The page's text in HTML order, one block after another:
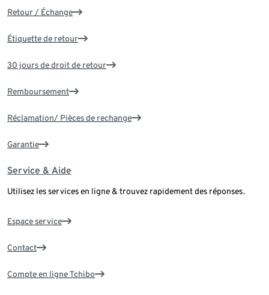
Retour / Échange
Étiquette de retour
30 jours de droit de retour
Remboursement
Réclamation/ Pièces de rechange
Garantie
Service & Aide
Utilisez les services en ligne & trouvez rapidement des réponses.
Espace service
Contact
Compte en ligne Tchibo